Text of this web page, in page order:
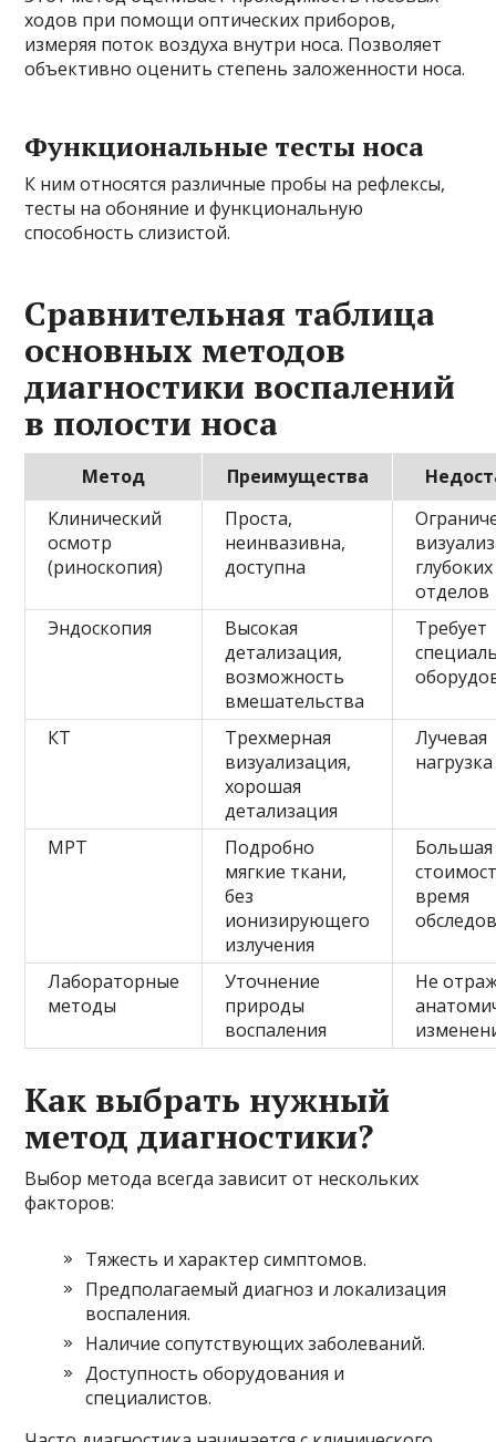
ходов при помощи оптических приборов,
измеряя поток воздуха внутри носа. Позволяет
объективно оценить степень заложенности носа.
Функциональные тесты носа
К ним относятся различные пробы на рефлексы,
тесты на обоняние и функциональную
способность слизистой.
Сравнительная таблица
основных методов
диагностики воспалений
в полости носа
Метод Преимущества
Клинический
осмотр
(риноскопия)
Проста,
неинвазивна,
доступна
глубоких
отделов
Эндоскопия
Высокая
детализация,
возможность
вмешательства
Требует
КТ
Трехмерная
визуализация,
хорошая
детализация
Лучевая
нагрузка
МРТ
Подробно
мягкие ткани,
без
ионизирующего
излучения
Большая
время
Лабораторные
методы
Уточнение
природы
воспаления
Не
Как выбрать нужный
метод диагностики?
Выбор метода всегда зависит от нескольких
факторов:
Тяжесть и характер симптомов.
Предполагаемый диагноз и локализация
воспаления.
Наличие сопутствующих заболеваний.
Доступность оборудования и
специалистов.